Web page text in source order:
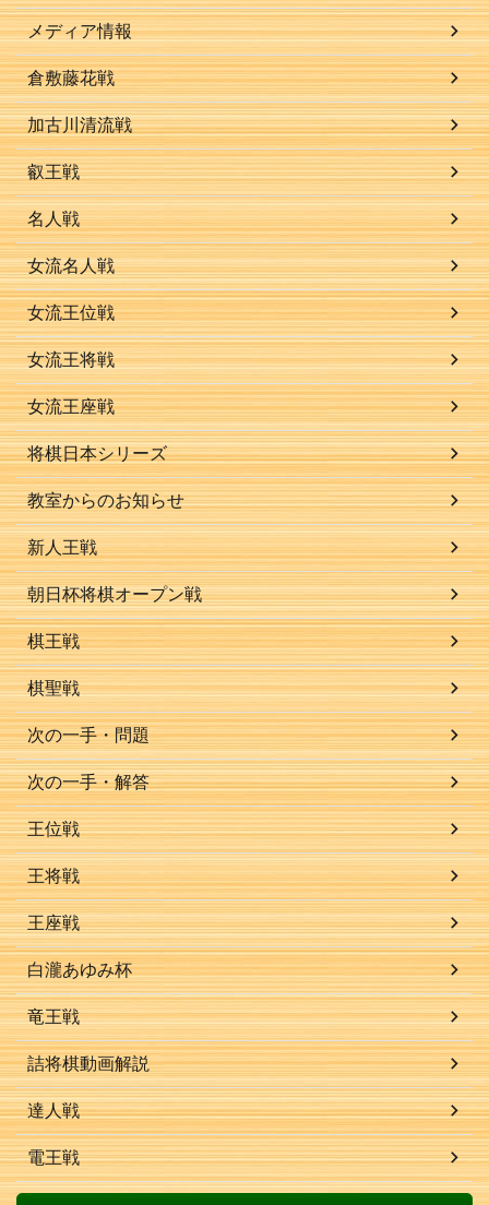
メディア情報
倉敷藤花戦
加古川清流戦
叡王戦
名人戦
女流名人戦
女流王位戦
女流王将戦
女流王座戦
将棋日本シリーズ
教室からのお知らせ
新人王戦
朝日杯将棋オープン戦
棋王戦
棋聖戦
次の一手・問題
次の一手・解答
王位戦
王将戦
王座戦
白瀧あゆみ杯
竜王戦
詰将棋動画解説
達人戦
電王戦